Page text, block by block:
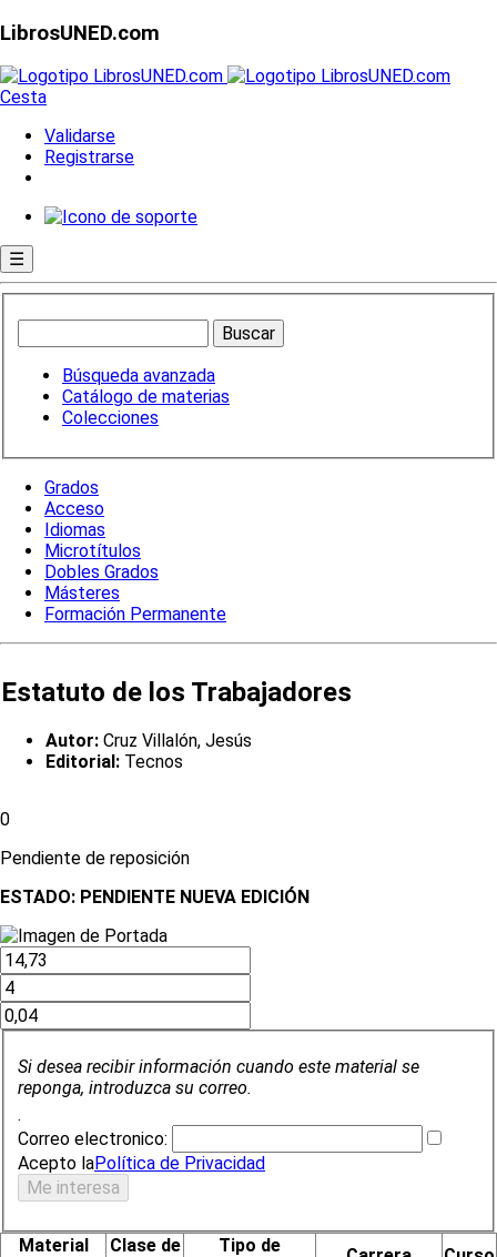
LibrosUNED.com
Cesta
Validarse
Registrarse
☰
Búsqueda avanzada
Catálogo de materias
Colecciones
Grados
Acceso
Idiomas
Microtítulos
Dobles Grados
Másteres
Formación Permanente
Estatuto de los Trabajadores
Autor: Cruz Villalón, Jesús
Editorial: Tecnos
0
Pendiente de reposición
ESTADO: PENDIENTE NUEVA EDICIÓN
Si desea recibir información cuando este material se
reponga, introduzca su correo.
.
Correo electronico:
Acepto laPolítica de Privacidad
Material
Clase de
Tipo de